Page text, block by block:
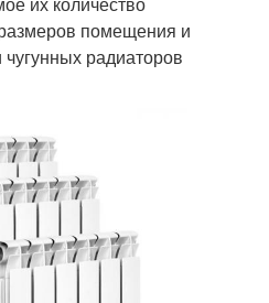
помещения и
радиаторов